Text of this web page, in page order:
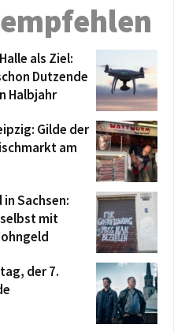
als Ziel:
Dutzende
Halbjahr
Gilde der
am
Sachsen:
mit
der 7.